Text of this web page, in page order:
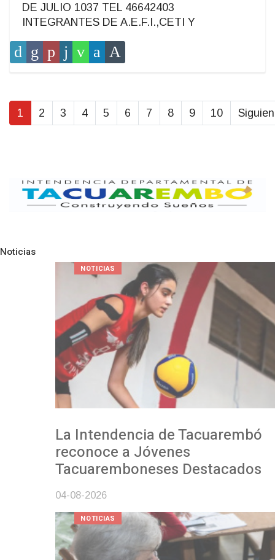
DE JULIO 1037 TEL 46642403
INTEGRANTES DE A.E.F.I.,CETI Y
1 2 3 4 5 6 7 8 9 10
Noticias
La Intendencia de Tacuarembó
reconoce a Jóvenes
Tacuaremboneses Destacados
04-08-2026
NOTICIAS